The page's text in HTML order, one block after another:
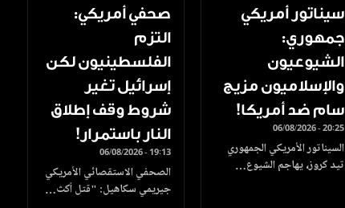
سيناتور أمريكي
جمهوري:
الشيوعيون
والإسلاميون مزيج
سام ضد أمريكا!
06/08/2026 - 20:25
السيناتور الأمريكي الجمهوري
تيد كروز، يهاجم الشيوع…
صحفي أمريكي:
التزم
الفلسطينيون لكن
إسرائيل تغير
شروط وقف إطلاق
النار باستمرار!
06/08/2026 - 19:13
الصحفي الاستقصائي الأمريكي
جيريمي سكاهيل: "قتل أكث…